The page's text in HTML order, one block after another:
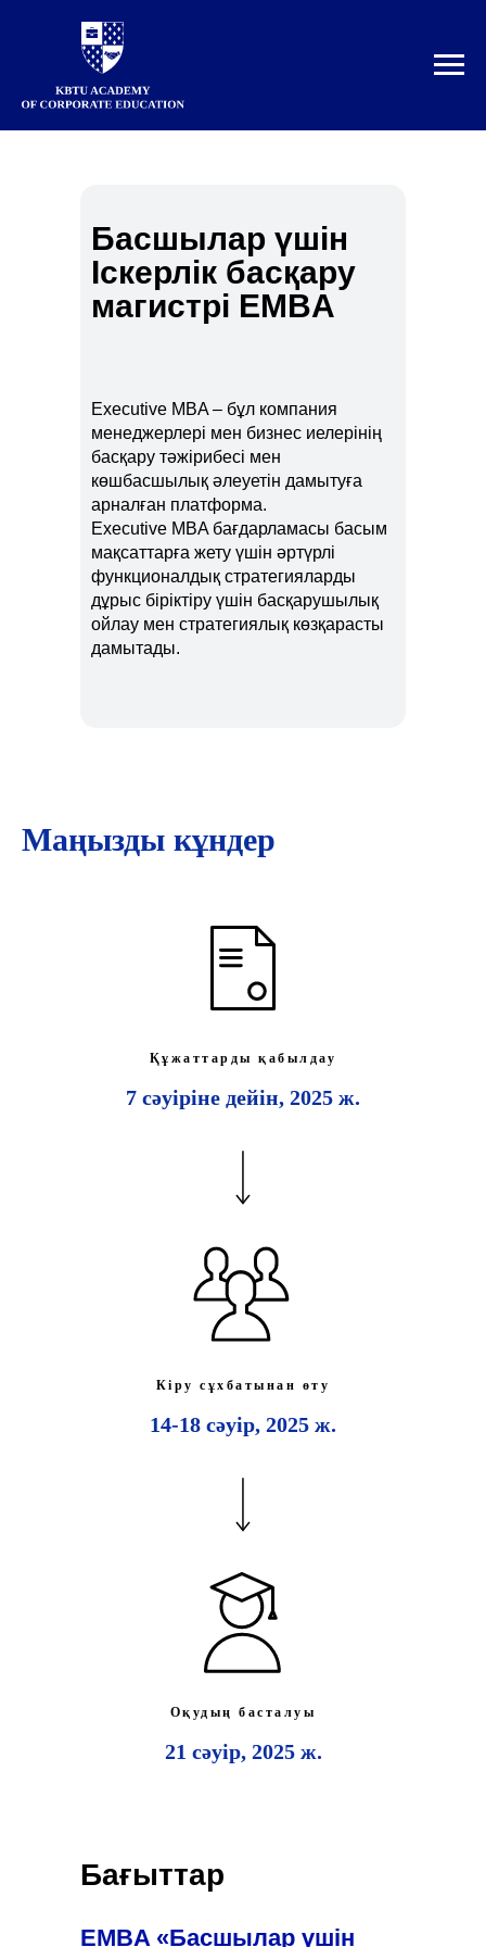
Басшылар үшін
Іскерлік басқару
магистрі EMBA
Executive MBA – бұл компания
менеджерлері мен бизнес иелерінің
басқару тәжірибесі мен
көшбасшылық әлеуетін дамытуға
арналған платформа.
Executive MBA бағдарламасы басым
мақсаттарға жету үшін әртүрлі
функционалдық стратегияларды
дұрыс біріктіру үшін басқарушылық
ойлау мен стратегиялық көзқарасты
дамытады.
Маңызды кұндер
Құжаттарды қабылдау
7 сәуіріне дейін, 2025 ж.
Кіру сұхбатынан өту
14-18 сәуір, 2025 ж.
Оқудың басталуы
21 сәуір, 2025 ж.
Бағыттар
EMBA «Басшылар үшін